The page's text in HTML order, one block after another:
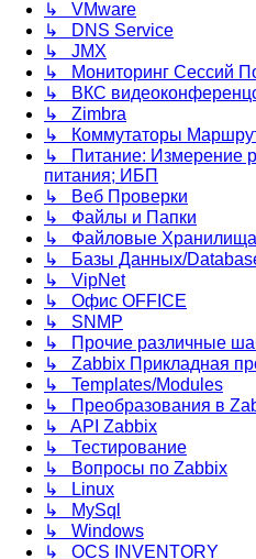
↳ VMware
↳ DNS Service
↳ JMX
↳ Мониторинг Сессий
↳ ВКС
↳ Zimbra
↳ Коммутаторы
↳ Питание: Измерение
питания; ИБП
↳ Веб Проверки
↳ Файлы и Папки
↳ Файловые
↳ Базы Данных/
↳ VipNet
↳ Офис OFFICE
↳ SNMP
↳ Прочие различные
↳ Zabbix Прикладная
↳ Templates/Modules
↳ Преобразования в
↳ API Zabbix
↳ Тестирование
↳ Вопросы по Zabbix
↳ Linux
↳ MySql
↳ Windows
↳ OCS INVENTORY